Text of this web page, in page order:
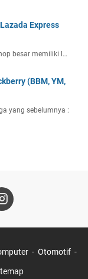
Express
besar memiliki l…
(BBM, YM,
yang sebelumnya :
Otomotif